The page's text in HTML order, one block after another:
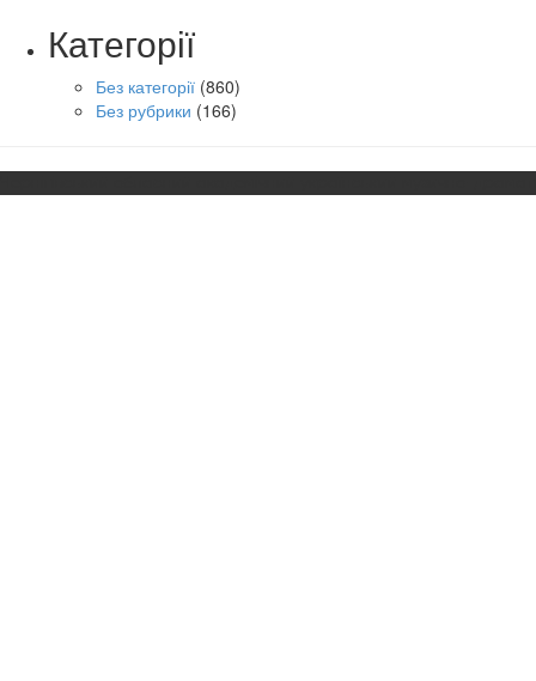
Категорії
Без категорії (860)
Без рубрики (166)